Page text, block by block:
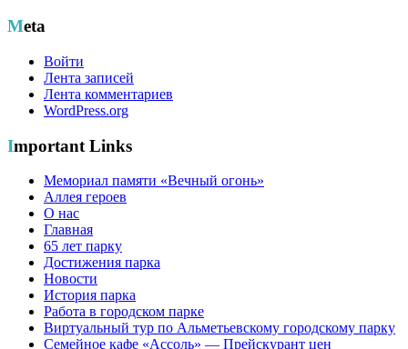
Meta
Войти
Лента записей
Лента комментариев
WordPress.org
Important Links
Мемориал памяти «Вечный огонь»
Аллея героев
О нас
Главная
65 лет парку
Достижения парка
Новости
История парка
Работа в городском парке
Виртуальный тур по Альметьевскому городскому парку
Семейное кафе «Ассоль» — Прейскурант цен